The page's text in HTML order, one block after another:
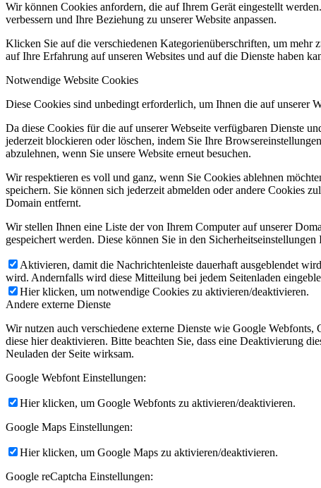
Wir können Cookies anfordern, die auf Ihrem Gerät eingestellt
verbessern und Ihre Beziehung zu unserer Website anpassen.
Klicken Sie auf die verschiedenen Kategorienüberschriften, um mehr
auf Ihre Erfahrung auf unseren Websites und auf die Dienste haben
Notwendige Website Cookies
Diese Cookies sind unbedingt erforderlich, um Ihnen die auf unserer
Da diese Cookies für die auf unserer Webseite verfügbaren Dienste
jederzeit blockieren oder löschen, indem Sie Ihre
abzulehnen, wenn Sie unsere Website erneut besuchen.
Wir respektieren es voll und ganz, wenn Sie Cookies ablehnen
speichern. Sie können sich jederzeit abmelden oder andere Cookies
Domain entfernt.
Wir stellen Ihnen eine Liste der von Ihrem Computer auf unserer
gespeichert werden. Diese können Sie in den Sicherheitseinstellungen
Aktivieren, damit die Nachrichtenleiste dauerhaft ausgeblendet
wird. Andernfalls wird diese Mitteilung bei jedem Seitenladen
Hier klicken, um notwendige Cookies zu aktivieren/deaktivieren.
Andere externe Dienste
Wir nutzen auch verschiedene externe Dienste wie Google
diese hier deaktivieren. Bitte beachten Sie, dass eine Deaktivierung
Neuladen der Seite wirksam.
Google Webfont Einstellungen:
Hier klicken, um Google Webfonts zu aktivieren/deaktivieren.
Google Maps Einstellungen:
Hier klicken, um Google Maps zu aktivieren/deaktivieren.
Google reCaptcha Einstellungen: